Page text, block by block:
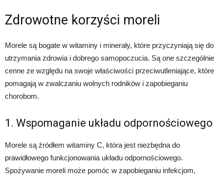
Zdrowotne korzyści moreli
Morele są bogate w witaminy i minerały, które przyczyniają się do
utrzymania zdrowia i dobrego samopoczucia. Są one szczególnie
cenne ze względu na swoje właściwości przeciwutleniające, które
pomagają w zwalczaniu wolnych rodników i zapobieganiu
chorobom.
1. Wspomaganie układu odpornościowego
Morele są źródłem witaminy C, która jest niezbędna do
prawidłowego funkcjonowania układu odpornościowego.
Spożywanie moreli może pomóc w zapobieganiu infekcjom,